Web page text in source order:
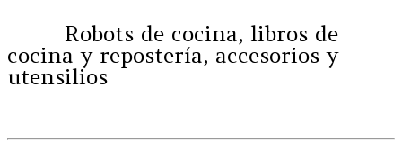
Robots de cocina, libros de
cocina y repostería, accesorios y
utensilios